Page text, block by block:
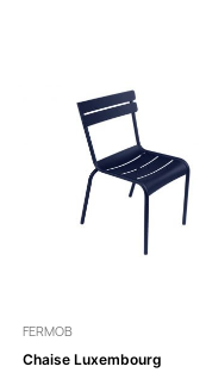
FERMOB
Chaise Luxembourg